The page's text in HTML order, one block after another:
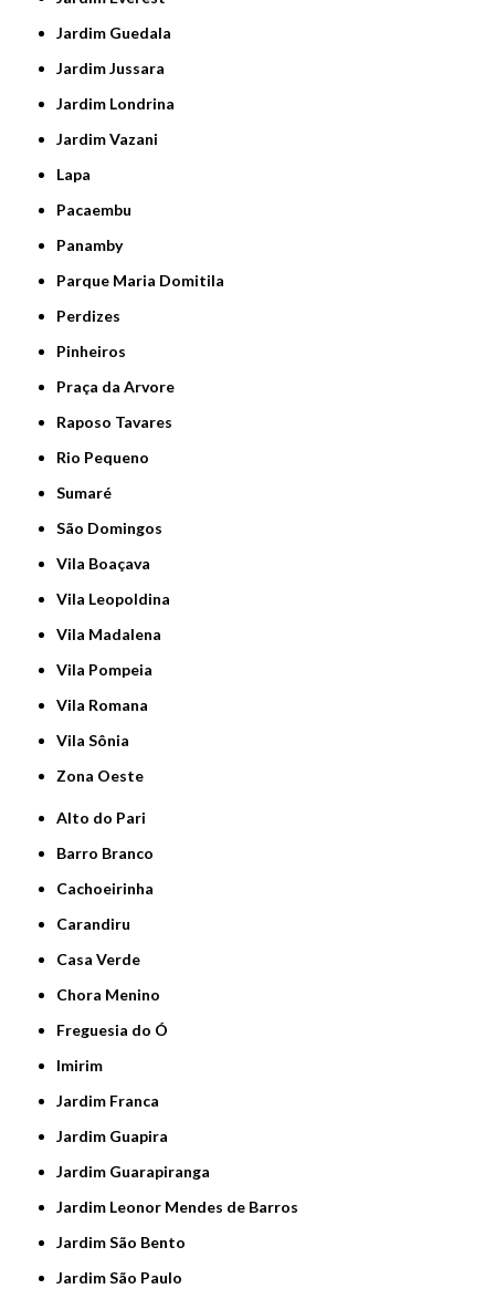
Jardim Guedala
Jardim Jussara
Jardim Londrina
Jardim Vazani
Lapa
Pacaembu
Panamby
Parque Maria Domitila
Perdizes
Pinheiros
Praça da Arvore
Raposo Tavares
Rio Pequeno
Sumaré
São Domingos
Vila Boaçava
Vila Leopoldina
Vila Madalena
Vila Pompeia
Vila Romana
Vila Sônia
Zona Oeste
Alto do Pari
Barro Branco
Cachoeirinha
Carandiru
Casa Verde
Chora Menino
Freguesia do Ó
Imirim
Jardim Franca
Jardim Guapira
Jardim Guarapiranga
Jardim Leonor Mendes de Barros
Jardim São Bento
Jardim São Paulo